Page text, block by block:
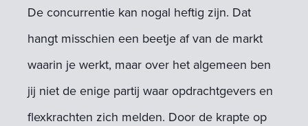
De concurrentie kan nogal heftig zijn. Dat
hangt misschien een beetje af van de markt
waarin je werkt, maar over het algemeen ben
jij niet de enige partij waar opdrachtgevers en
flexkrachten zich melden. Door de krapte op